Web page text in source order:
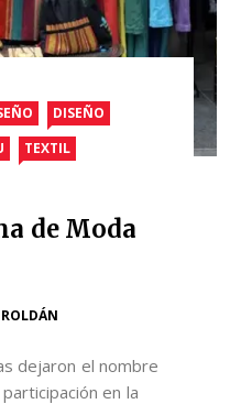
DISEÑO
TEXTIL
de Moda
dejaron el nombre
en la